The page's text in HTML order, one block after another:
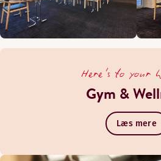
Here's to your
Gym &
Læs mere